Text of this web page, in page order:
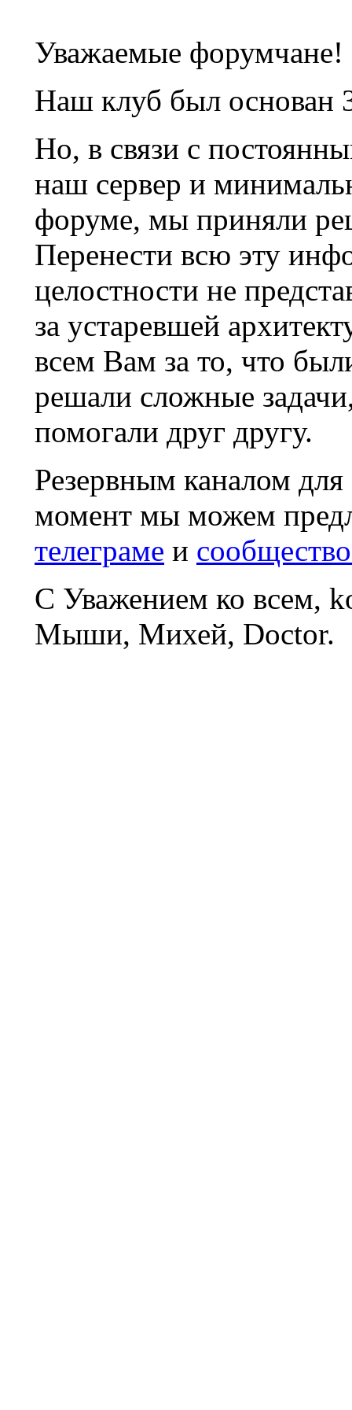
Уважаемые форумчане!
Наш клуб был основан
Но, в связи с
наш сервер и
форуме, мы приняли
Перенести всю эту
целостности не
за устаревшей
всем Вам за то, что
решали сложные
помогали друг другу.
Резервным каналом
момент мы можем
телеграме и
С Уважением ко всем,
Мыши, Михей, Doctor.